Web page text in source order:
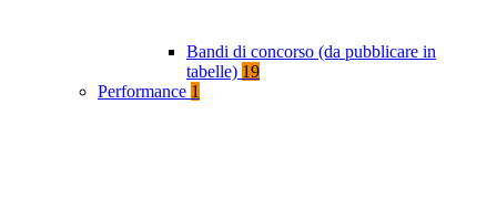
Bandi di concorso (da pubblicare in
tabelle) 19
Performance 1